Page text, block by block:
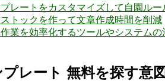
レートをカスタマイズして自園ルー
トックを作って文章作成時間を削減
業を効率化するツールやシステムの
レート 無料を探す意